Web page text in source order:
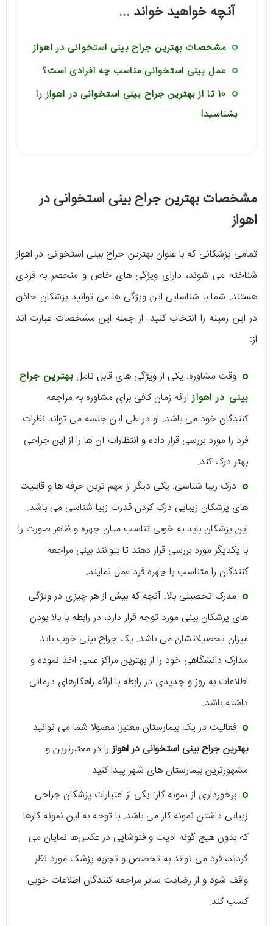
آنچه خواهید خواند ...
مشخصات بهترین جراح بینی استخوانی در اهواز
عمل بینی استخوانی مناسب چه افرادی است؟
10 تا از بهترین جراح بینی استخوانی در اهواز را
بشناسید!
مشخصات بهترین جراح بینی استخوانی در
اهواز
تمامی پزشکانی که با عنوان بهترین جراح بینی استخوانی در اهواز
شناخته می‌ شوند، دارای ویژگی‌ های خاص و منحصر به فردی
هستند. شما با شناسایی این ویژگی‌ ها می‌ توانید پزشکان حاذق
در این زمینه را انتخاب کنید. از جمله این مشخصات عبارت اند
از:
وقت مشاوره: یکی از ویژگی‌ های قابل تامل بهترین جراح
بینی در اهوازارائه‌ زمان کافی برای مشاوره به مراجعه
کنندگان خود می‌ باشد. او در طی این جلسه می‌ تواند نظرات
فرد را مورد بررسی قرار داده و انتظارات آن ها را از این جراحی
بهتر درک کند.
درک زیبا شناسی: یکی دیگر از مهم‌ ترین حرفه‌ ها و قابلیت‌
های پزشکان زیبایی درک کردن قدرت زیبا شناسی می‌ باشد.
این پزشکان باید به خوبی تناسب میان چهره و ظاهر صورت را
با یکدیگر مورد بررسی قرار دهند تا بتوانند بینی مراجعه
کنندگان را متناسب با چهره فرد عمل نمایند.
مدرک تحصیلی بالا: آنچه که بیش از هر چیزی در ویژگی‌
های پزشکان بینی مورد توجه قرار دارد، در رابطه با بالا بودن
میزان تحصیلاتشان می‌ باشد. یک جراح بینی خوب باید
مدارک دانشگاهی خود را از بهترین مراکز علمی اخذ نموده و
اطلاعات به روز و جدیدی در رابطه با ارائه‌ راهکارهای درمانی
داشته باشد.
فعالیت در یک بیمارستان معتبر: معمولا شما می‌ توانید
بهترین جراح بینی استخوانی در اهوازرا در معتبرترین و
مشهورترین بیمارستان‌ های شهر پیدا کنید.
برخورداری از نمونه‌ کار: یکی از اعتبارات پزشکان جراحی
زیبایی داشتن نمونه کار می‌ باشد. با توجه به این نمونه کارها
که بدون هیچ گونه ادیت و فتوشاپی در عکس‌ها نمایان می‌
گردند، فرد می‌ تواند به تخصص و تجربه‌ پزشک مورد نظر
واقف شود و از رضایت سایر مراجعه کنندگان اطلاعات خوبی
کسب کند.